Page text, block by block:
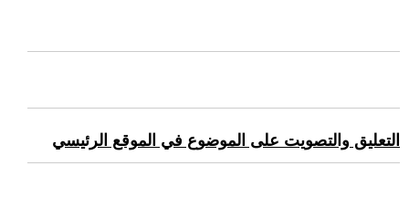
التعليق والتصويت على الموضوع في الموقع الرئيسي